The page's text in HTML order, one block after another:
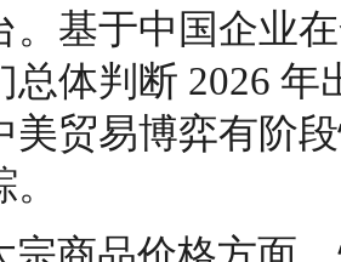
。基于中国企业
总体判断 2026
美贸易博弈有阶